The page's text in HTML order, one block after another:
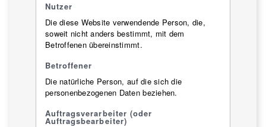
Nutzer
Die diese Website verwendende Person, die,
soweit nicht anders bestimmt, mit dem
Betroffenen übereinstimmt.
Betroffener
Die natürliche Person, auf die sich die
personenbezogenen Daten beziehen.
Auftragsverarbeiter (oder
Auftragsbearbeiter)